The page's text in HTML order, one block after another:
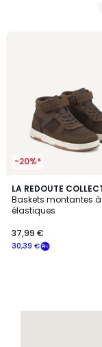
-20%*
LA REDOUTE
Baskets montantes
élastiques
30,39 €
37,99 €